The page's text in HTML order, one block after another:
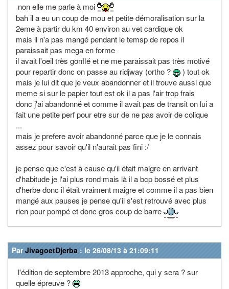
non elle me parle à moi
bah il a eu un coup de mou et petite démoralisation sur la
2eme à partir du km 40 environ au vet cardique ok
mais il n'a pas mangé pendant le temsp de repos il
paraissait pas mega en forme
il avait l'oeil très gonflé et ne me paraissait pas très motivé
pour repartir donc on passe au ridjway (ortho ?
) tout ok
mais je lui dit que je veux abandonner et il trouve aussi que
meme si sur le papier tout est ok il a pas l'air trop frais
donc j'ai abandonné et comme il avait pas de transit on lui a
fait une petite perf pour etre sur de ne pas avoir de colique
...
mais je prefere avoir abandonné parce que je le connais
assez pour savoir qu'il n'aurait pas fini :/
je pense que c'est à cause qu'il était maigre en arrivant
d'habitude je l'ai plus rond mais là il a bcp bossé et plus
d'herbe donc il était vraiment maigre et comme il a pas bien
mangé aux pauses je pense qu'il s'est retrouvé avec plus
rien pour pompé et donc gros coup de barre
ParJivagoetDjerba : le 26/08/13 à 21:09:11
l'édition de septembre 2013 approche, qui y sera ? sur
quelle épreuve ?